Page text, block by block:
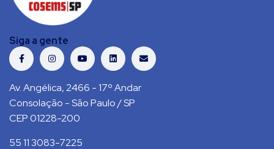
Siga a gente
Av. Angélica, 2466 - 17º Andar
Consolação - São Paulo / SP
CEP 01228-200
55 11 3083-7225